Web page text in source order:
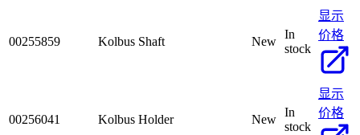
00255859 Kolbus Shaft New
In
stock
显示
价格
00256041 Kolbus Holder New
In
stock
显示
价格